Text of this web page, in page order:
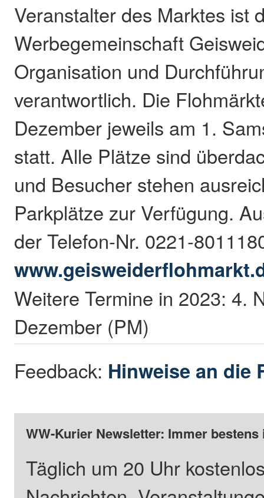
Veranstalter des Marktes ist
Werbegemeinschaft
Organisation und
verantwortlich. Die
Dezember jeweils am 1.
statt. Alle Plätze sind
und Besucher stehen
Parkplätze zur Verfügung.
der Telefon-Nr. 0221-
Weitere Termine in 2023: 4.
Dezember (PM)
Feedback: Hinweise an die
WW-Kurier Newsletter: Immer
Täglich um 20 Uhr